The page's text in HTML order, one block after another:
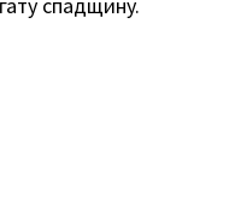
спадщину.